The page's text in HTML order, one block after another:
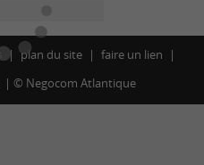
plan du site
faire un lien
© Negocom Atlantique